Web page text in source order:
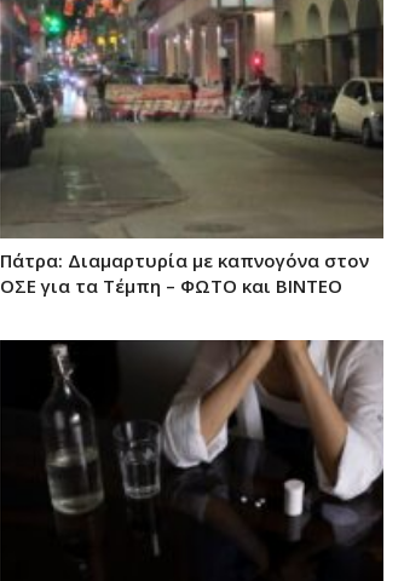
Πάτρα: Διαμαρτυρία με καπνογόνα στον
ΟΣΕ για τα Τέμπη – ΦΩΤΟ και ΒΙΝΤΕΟ